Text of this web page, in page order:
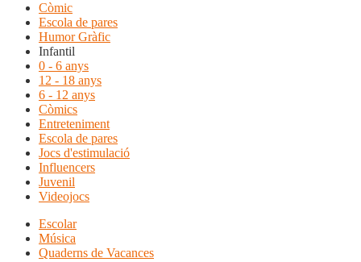
Còmic
Escola de pares
Humor Gràfic
Infantil
0 - 6 anys
12 - 18 anys
6 - 12 anys
Còmics
Entreteniment
Escola de pares
Jocs d'estimulació
Influencers
Juvenil
Videojocs
Escolar
Música
Quaderns de Vacances